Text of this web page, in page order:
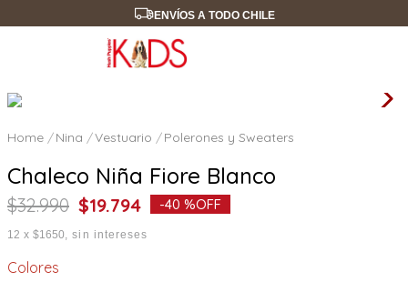
ENVÍOS A TODO CHILE
Nina Vestuario Polerones y Sweaters
Chaleco Niña Fiore Blanco
$32.990 $19.794 -40 %OFF
12 x $1650 sin intereses
Colores